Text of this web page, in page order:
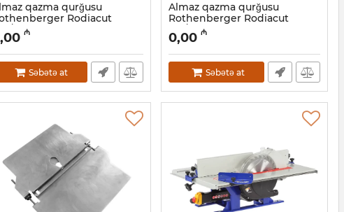
qazma qurğusu
Rodiacut
2.4 - FF34200
₼
Səbətə at
Almaz qazma qurğusu
Rothenberger Rodiacut
150/1.4 - FF34160
Artikul:
0,00 ₼
Səbətə at